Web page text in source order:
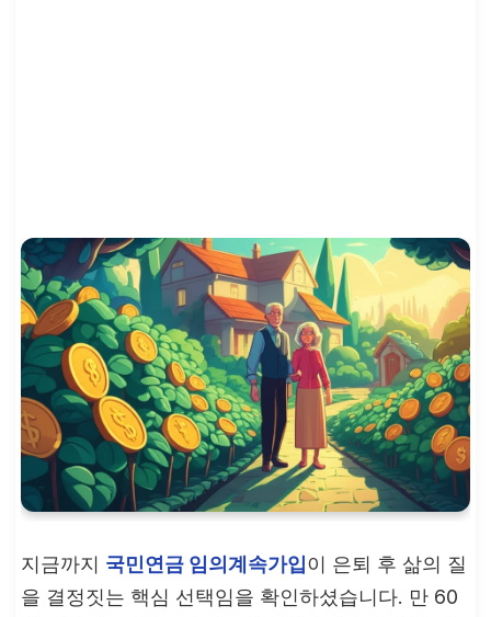
지금까지 국민연금 임의계속가입이 은퇴 후 삶의 질
을 결정짓는 핵심 선택임을 확인하셨습니다. 만 60